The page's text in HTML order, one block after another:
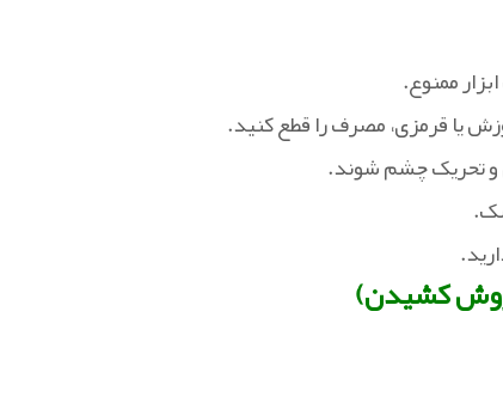
ممنوع.
یا قرمزی، مصرف را قطع کنید.
و تحریک چشم شوند.
روش کشیدن)